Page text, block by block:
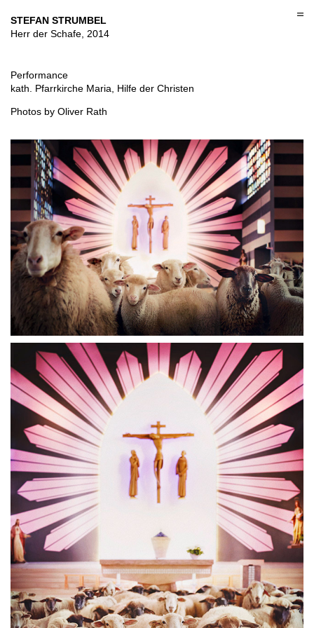
to
content
STEFAN STRUMBEL
Herr der Schafe, 2014
Performance
kath. Pfarrkirche Maria, Hilfe der Christen
Photos by Oliver Rath